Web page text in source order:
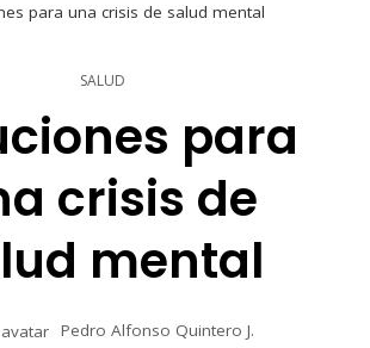
para una crisis de salud mental
SALUD
para
crisis de
mental
Pedro Alfonso Quintero J.